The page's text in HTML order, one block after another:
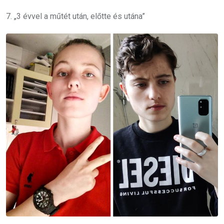
7. „3 évvel a műtét után, előtte és utána”